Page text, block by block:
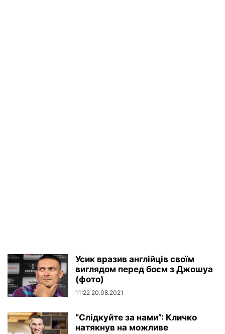
Усик вразив англійців своїм
виглядом перед боєм з Джошуа
(фото)
11:22 20.08.2021
“Слідкуйте за нами”: Кличко
натякнув на можливе